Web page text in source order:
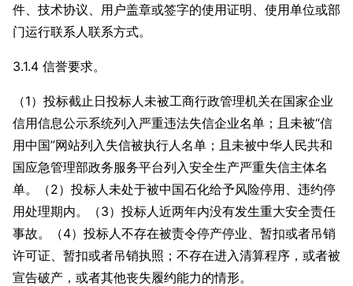
件、技术协议、用户盖章或签字的使用证明、使用单位或部
门运行联系人联系方式。
3.1.4 信誉要求。
（1）投标截止日投标人未被工商行政管理机关在国家企业
信用信息公示系统列入严重违法失信企业名单；且未被“信
用中国”网站列入失信被执行人名单；且未被中华人民共和
国应急管理部政务服务平台列入安全生产严重失信主体名
单。（2）投标人未处于被中国石化给予风险停用、违约停
用处理期内。（3）投标人近两年内没有发生重大安全责任
事故。（4）投标人不存在被责令停产停业、暂扣或者吊销
许可证、暂扣或者吊销执照；不存在进入清算程序，或者被
宣告破产，或者其他丧失履约能力的情形。